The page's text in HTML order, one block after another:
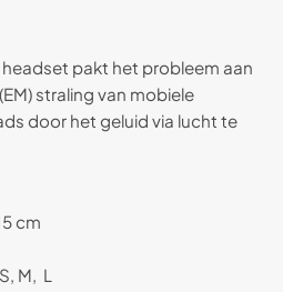
pakt het probleem aan
straling van mobiele
door het geluid via lucht te
cm
S, M, L